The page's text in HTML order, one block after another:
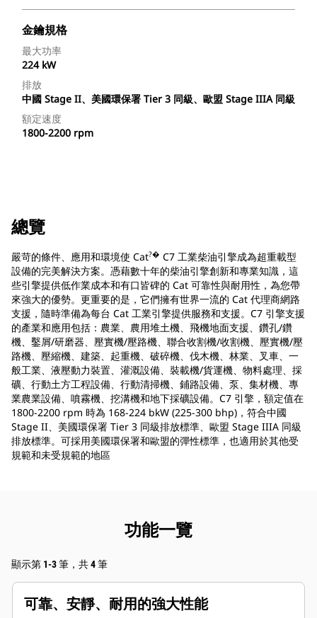
金鑰規格
最大功率
224 kW
排放
中國 Stage II、美國環保署 Tier 3 同級、歐盟 Stage IIIA 同級
額定速度
1800-2200 rpm
總覽
嚴苛的條件、應用和環境使 Cat?� C7 工業柴油引擎成為超重載型
設備的完美解決方案。憑藉數十年的柴油引擎創新和專業知識，這
些引擎提供低作業成本和有口皆碑的 Cat 可靠性與耐用性，為您帶
來強大的優勢。更重要的是，它們擁有世界一流的 Cat 代理商網路
支援，隨時準備為每台 Cat 工業引擎提供服務和支援。C7 引擎支援
的產業和應用包括：農業、農用堆土機、飛機地面支援、鑽孔/鑽
機、鑿屑/研磨器、壓實機/壓路機、聯合收割機/收割機、壓實機/壓
路機、壓縮機、建築、起重機、破碎機、伐木機、林業、叉車、一
般工業、液壓動力裝置、灌溉設備、裝載機/貨運機、物料處理、採
礦、行動土方工程設備、行動清掃機、鋪路設備、泵、集材機、專
業農業設備、噴霧機、挖溝機和地下採礦設備。C7 引擎，額定值在
1800-2200 rpm 時為 168-224 bkW (225-300 bhp)，符合中國
Stage II、美國環保署 Tier 3 同級排放標準、歐盟 Stage IIIA 同級
排放標準。可採用美國環保署和歐盟的彈性標準，也適用於其他受
規範和未受規範的地區
功能一覽
顯示第 1-3 筆，共 4 筆
可靠、安靜、耐用的強大性能